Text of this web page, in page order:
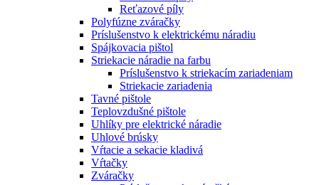
Reťazové píly
Polyfúzne zváračky
Príslušenstvo k elektrickému náradiu
Spájkovacia pištol
Striekacie náradie na farbu
Príslušenstvo k striekacím zariadeniam
Striekacie zariadenia
Tavné pištole
Teplovzdušné pištole
Uhlíky pre elektrické náradie
Uhlové brúsky
Vŕtacie a sekacie kladivá
Vŕtačky
Zváračky